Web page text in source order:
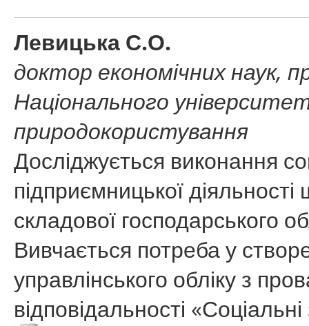
Левицька С.О.
доктор економічних наук,
Національного
природокористування
Досліджується виконання
підприємницької
складової господарського
Вивчається потреба у
управлінського обліку з
відповідальності